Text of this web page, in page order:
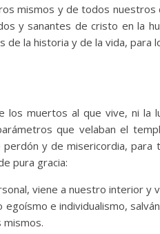
mismos y de todos nuestros
y sanantes de cristo en la
la historia y de la vida, para
muertos al que vive, ni la
que velaban el
y de misericordia, para
pura gracia:
viene a nuestro interior y
e individualismo,
mismos.